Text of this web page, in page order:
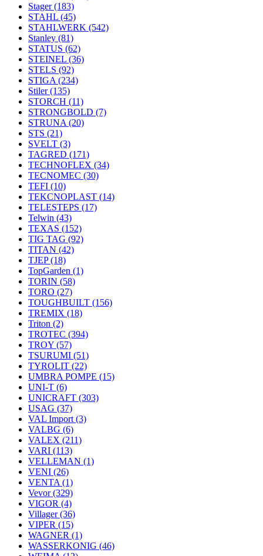
Stager(183)
STAHL (45)
STAHLWERK (542)
Stanley (81)
STATUS (62)
STEINEL (36)
STELS (92)
STIGA (234)
Stiler(135)
STORCH (11)
STRONGBOLD (7)
STRUNA (20)
STS (21)
SVELT (3)
TAGRED (171)
TECHNOFLEX (34)
TECNOMEC (30)
TEFI (10)
TEKCNOPLAST (14)
TELESTEPS (17)
Telwin (43)
TEXAS (152)
TIG TAG (92)
TITAN (42)
TJEP(18)
TopGarden (1)
TORIN (58)
TORO (27)
TOUGHBUILT (156)
TREMIX (18)
Triton (2)
TROTEC (394)
TROY (57)
TSURUMI (51)
TYROLIT (22)
UMBRA POMPE (15)
UNI-T (6)
UNICRAFT (303)
USAG (37)
VAL Import (3)
VALBG (6)
VALEX (211)
VARI (113)
VELLEMAN (1)
VENI (26)
VENTA (1)
Vevor(329)
VIGOR (4)
Villager(36)
VIPER (15)
WAGNER (1)
WASSERKONIG (46)